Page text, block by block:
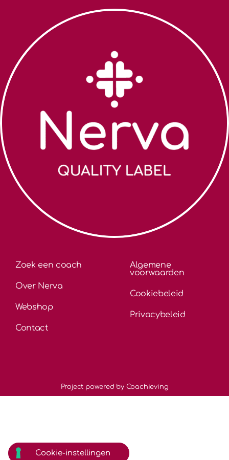
Zoek een coach
Over Nerva
Webshop
Contact
Algemene
voorwaarden
Cookiebeleid
Privacybeleid
Project powered by Coachieving